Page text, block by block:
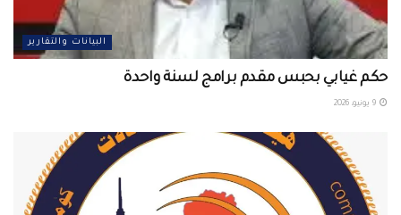
البيانات والتقارير
حكم غيابي بحبس مقدم برامج لسنة واحدة